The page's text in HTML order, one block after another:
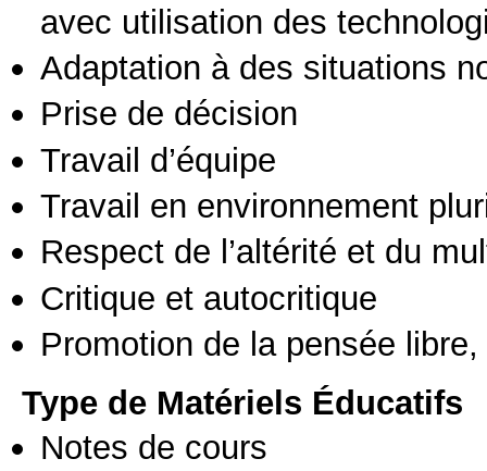
avec utilisation des
Adaptation à des situations
Prise de décision
Travail d’équipe
Travail en environnement
Respect de l’altérité et du
Critique et autocritique
Promotion de la pensée
Type de Matériels Éducatifs
Notes de cours